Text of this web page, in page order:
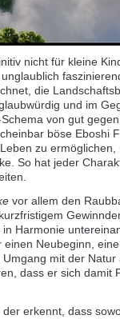
nicht für kleine
die
und im
von gut
böse Eboshi
zu ermöglichen,
So hat jeder
vor allem den
Harmonie
Neubeginn,
mit der Natur
dass er sich damit
erkennt, dass